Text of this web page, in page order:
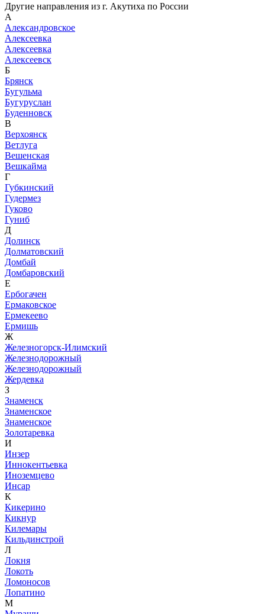
Другие направления из г. Акутиха по России
А
Александровское
Алексеевка
Алексеевка
Алексеевск
Б
Брянск
Бугульма
Бугуруслан
Буденновск
В
Верхоянск
Ветлуга
Вешенская
Вешкайма
Г
Губкинский
Гудермез
Гуково
Гуниб
Д
Долинск
Долматовский
Домбай
Домбаровский
Е
Ербогачен
Ермаковское
Ермекеево
Ермишь
Ж
Железногорск-Илимский
Железнодорожный
Железнодорожный
Жердевка
З
Знаменск
Знаменское
Знаменское
Золотаревка
И
Инзер
Иннокентьевка
Иноземцево
Инсар
К
Кикерино
Кикнур
Килемары
Кильдинстрой
Л
Локня
Локоть
Ломоносов
Лопатино
М